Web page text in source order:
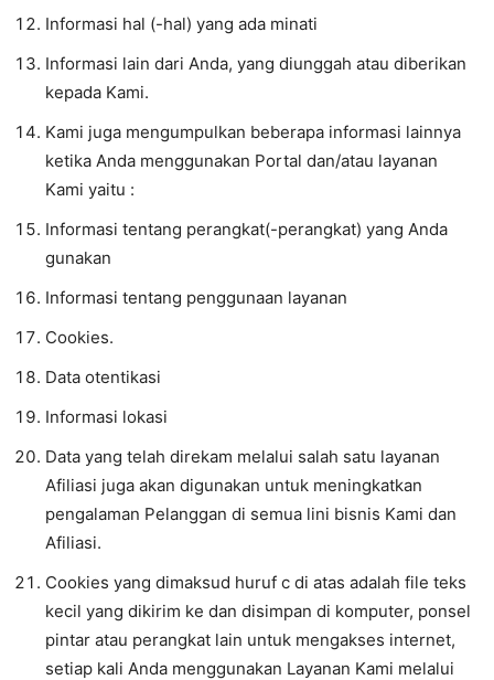
Informasi hal (-hal) yang ada minati
Informasi lain dari Anda, yang diunggah atau diberikan
kepada Kami.
Kami juga mengumpulkan beberapa informasi lainnya
ketika Anda menggunakan Portal dan/atau layanan
Kami yaitu :
Informasi tentang perangkat(-perangkat) yang Anda
gunakan
Informasi tentang penggunaan layanan
Cookies.
Data otentikasi
Informasi lokasi
Data yang telah direkam melalui salah satu layanan
Afiliasi juga akan digunakan untuk meningkatkan
pengalaman Pelanggan di semua lini bisnis Kami dan
Afiliasi.
Cookies yang dimaksud huruf c di atas adalah file teks
kecil yang dikirim ke dan disimpan di komputer, ponsel
pintar atau perangkat lain untuk mengakses internet,
setiap kali Anda menggunakan Layanan Kami melalui